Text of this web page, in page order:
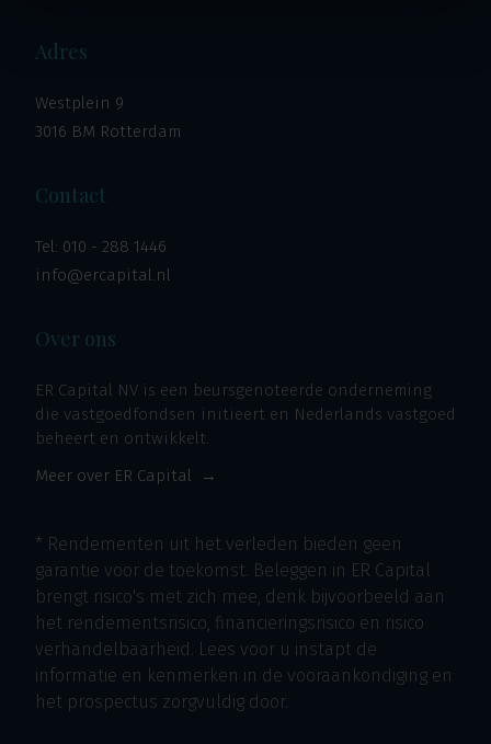
Adres
Westplein 9
3016 BM Rotterdam
Contact
Tel: 010 - 288 1446
info@ercapital.nl
Over ons
ER Capital NV is een beursgenoteerde onderneming
die vastgoedfondsen initieert en Nederlands vastgoed
beheert en ontwikkelt.
Meer over ER Capital
* Rendementen uit het verleden bieden geen
garantie voor de toekomst. Beleggen in ER Capital
brengt risico's met zich mee, denk bijvoorbeeld aan
het rendementsrisico, financieringsrisico en risico
verhandelbaarheid. Lees voor u instapt de
informatie en kenmerken in de vooraankondiging en
het prospectus zorgvuldig door.